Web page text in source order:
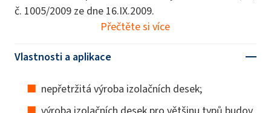
č. 1005/2009 ze dne 16.IX.2009.
Přečtěte si více
Vlastnosti a aplikace
nepřetržitá výroba izolačních desek;